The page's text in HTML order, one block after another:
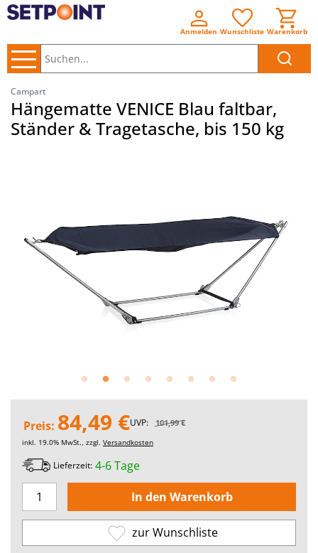
Anmelden Wunschliste Warenkorb
Campart
Hängematte VENICE Blau faltbar,
Ständer & Tragetasche, bis 150 kg
Preis: 84,49 €UVP: 101,99 €
inkl. 19.0% MwSt., zzgl. Versandkosten
Lieferzeit: 4-6 Tage
zur Wunschliste